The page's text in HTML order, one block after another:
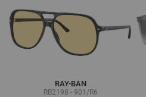
RAY-BAN
RB2198 - 901/R6